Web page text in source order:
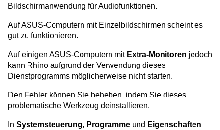
Bildschirmanwendung für Audiofunktionen.
Auf ASUS-Computern mit Einzelbildschirmen scheint es
gut zu funktionieren.
Auf einigen ASUS-Computern mit Extra-Monitoren jedoch
kann Rhino aufgrund der Verwendung dieses
Dienstprogramms möglicherweise nicht starten.
Den Fehler können Sie beheben, indem Sie dieses
problematische Werkzeug deinstallieren.
In Systemsteuerung, Programme und Eigenschaften